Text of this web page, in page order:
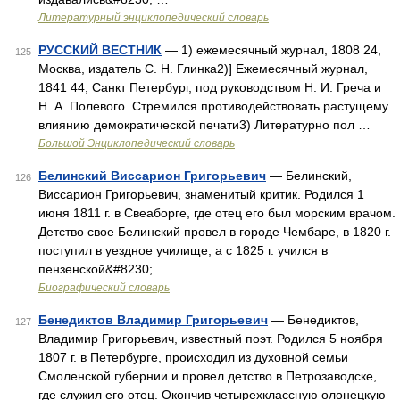
Литературный энциклопедический словарь
125 РУССКИЙ ВЕСТНИК — 1) ежемесячный журнал, 1808 24,
Москва, издатель С. Н. Глинка2)] Ежемесячный журнал,
1841 44, Санкт Петербург, под руководством Н. И. Греча и
Н. А. Полевого. Стремился противодействовать растущему
влиянию демократической печати3) Литературно пол …
Большой Энциклопедический словарь
126 Белинский Виссарион Григорьевич — Белинский,
Виссарион Григорьевич, знаменитый критик. Родился 1
июня 1811 г. в Свеаборге, где отец его был морским врачом.
Детство свое Белинский провел в городе Чембаре, в 1820 г.
поступил в уездное училище, а с 1825 г. учился в
пензенской&#8230; …
Биографический словарь
127 Бенедиктов Владимир Григорьевич — Бенедиктов,
Владимир Григорьевич, известный поэт. Родился 5 ноября
1807 г. в Петербурге, происходил из духовной семьи
Смоленской губернии и провел детство в Петрозаводске,
где служил его отец. Окончив четырехклассную олонецкую